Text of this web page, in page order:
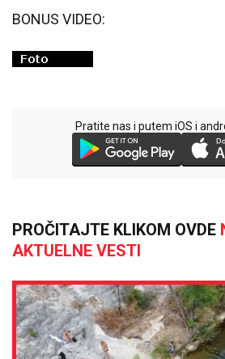
BONUS VIDEO:
Pratite nas i putem iOS i
PROČITAJTE KLIKOM OVDE
AKTUELNE VESTI